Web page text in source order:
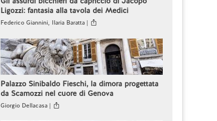
Ligozzi: fantasia alla tavola dei Medici
Federico Giannini, Ilaria Baratta |
Palazzo Sinibaldo Fieschi, la dimora progettata
da Scamozzi nel cuore di Genova
Giorgio Dellacasa |